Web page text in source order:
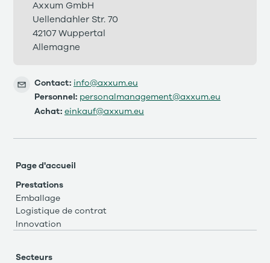
Axxum GmbH
Uellendahler Str. 70
42107 Wuppertal
Allemagne
Contact: info@axxum.eu
Personnel: personalmanagement@axxum.eu
Achat: einkauf@axxum.eu
Page d'accueil
Prestations
Emballage
Logistique de contrat
Innovation
Secteurs